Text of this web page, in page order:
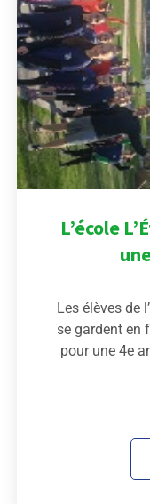
L’école
Les élèves de
se gardent en
pour une 4e